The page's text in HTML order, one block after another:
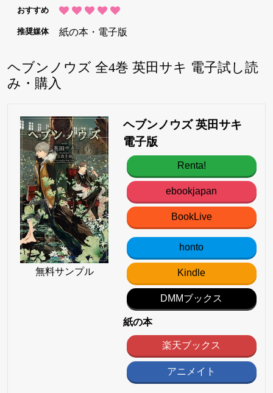
おすすめ
推奨媒体 紙の本・電子版
ヘブンノウズ 全4巻 英田サキ 電子試し読
み・購入
無料サンプル
ヘブンノウズ 英田サキ
電子版
Renta!
ebookjapan
BookLive
honto
Kindle
DMMブックス
紙の本
楽天ブックス
アニメイト